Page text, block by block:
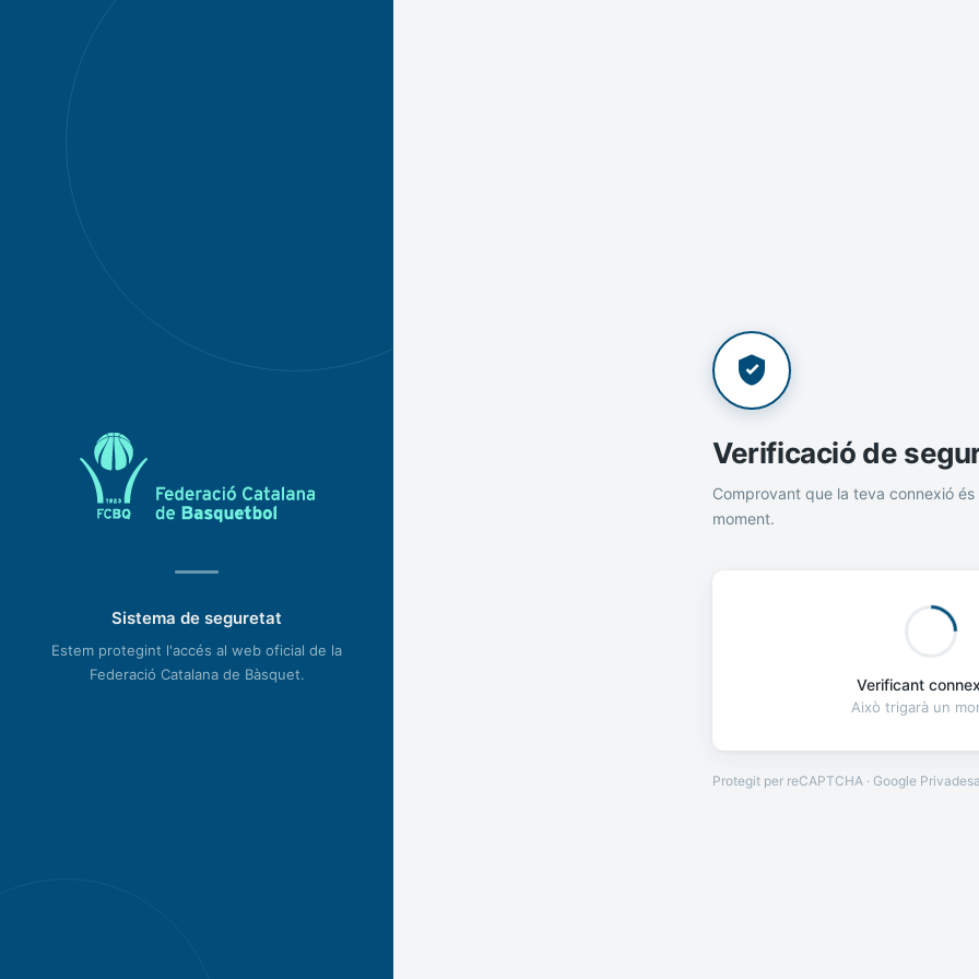
Sistema de seguretat
Estem protegint l'accés al web oficial de la
Federació Catalana de Bàsquet.
Verificació de
Comprovant que la teva connexió és
moment.
Verificant
Això trigarà un
Protegit per reCAPTCHA · Google Privadesa